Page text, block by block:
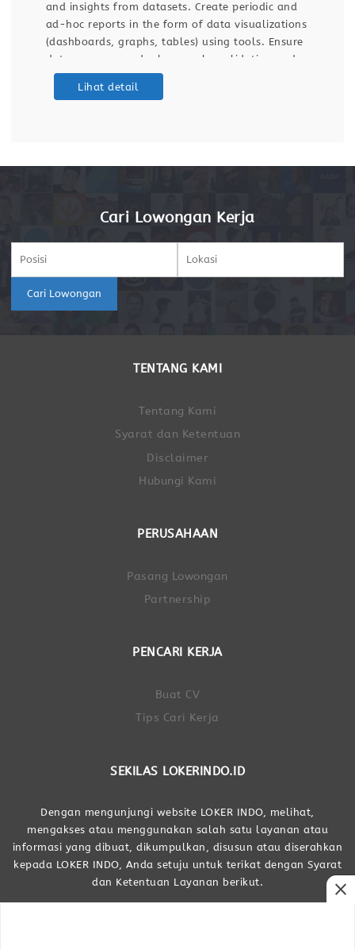
and insights from datasets. Create periodic and
ad-hoc reports in the form of data visualizations
(dashboards, graphs, tables) using tools. Ensure
data accuracy and relevance by validating and
maintaining databases and dashboards. Support
ETL (Extract, Transform, Load) processes for data
Lihat detail
Cari Lowongan Kerja
Cari Lowongan
TENTANG KAMI
Tentang Kami
Syarat dan Ketentuan
Disclaimer
Hubungi Kami
PERUSAHAAN
Pasang Lowongan
Partnership
PENCARI KERJA
Buat CV
Tips Cari Kerja
SEKILAS LOKERINDO.ID
Dengan mengunjungi website LOKER INDO, melihat,
mengakses atau menggunakan salah satu layanan atau
informasi yang dibuat, dikumpulkan, disusun atau diserahkan
kepada LOKER INDO, Anda setuju untuk terikat dengan Syarat
dan Ketentuan Layanan berikut.
close